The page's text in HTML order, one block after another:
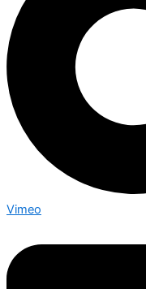
Vimeo